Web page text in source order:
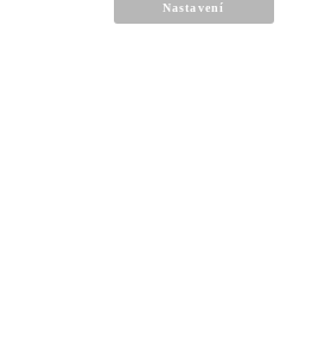
Nastavení